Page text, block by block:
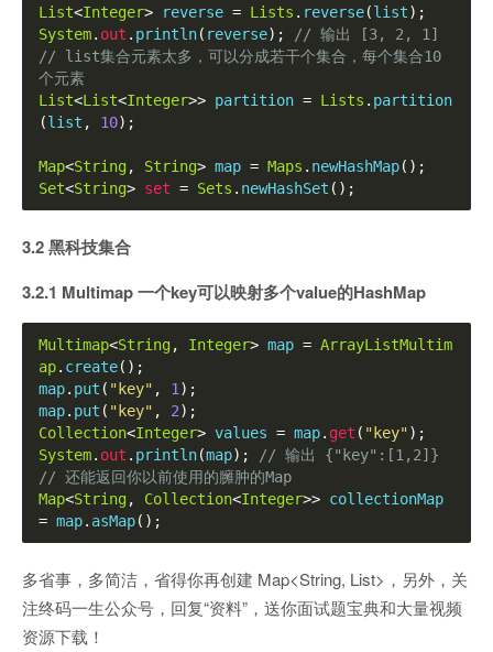
List<Integer> reverse = Lists . reverse(list);
System. out . println( reverse);
// 输出 [3, 2, 1]
// list集合元素太多，可以分成若干个集合，每个集合10
个元素
List<List<Integer>> partition = Lists . partition
(list , 10);
Map<String, String> map = Maps . newHashMap();
Set<String> set = Sets . newHashSet ();
3.2 黑科技集合
3.2.1 Multimap 一个key可以映射多个value的HashMap
Multimap<String, Integer> map = ArrayListMultim
ap. create();
map. put ( "key" , 1 );
map. put ( "key" , 2);
Collection<Integer> values = map. get ( "key");
System. out . println(map);
// 输出 {"key":[1,2]}
// 还能返回你以前使用的臃肿的Map
Map<String, Collection<Integer>>
= map. asMap();
多省事，多简洁，省得你再创建 Map<String, List>，另外，关
注终码一生公众号，回复“资料”，送你面试题宝典和大量视频
资源下载！